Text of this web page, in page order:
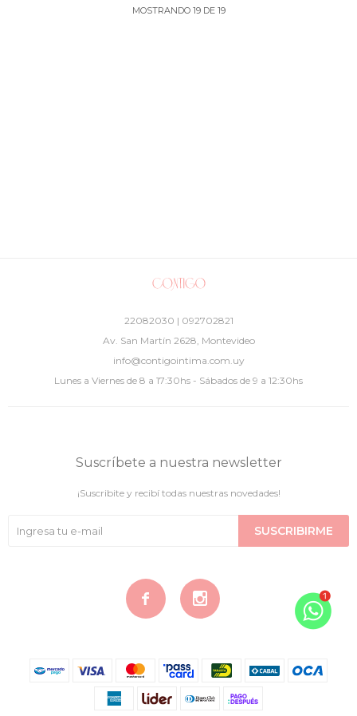
MOSTRANDO 19DE 19
22082030 | 092702821
Av. San Martín 2628, Montevideo
info@contigointima.com.uy
Lunes a Viernes de 8 a 17:30hs - Sábados de 9 a 12:30hs
Suscríbete a nuestra newsletter
¡Suscribite y recibí todas nuestras novedades!
SUSCRIBIRME
 